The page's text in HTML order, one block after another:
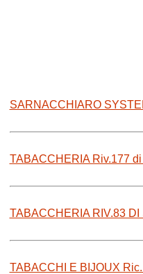
SARNACCHIARO
TABACCHERIA Riv.177
TABACCHERIA RIV.83
TABACCHI E BIJOUX